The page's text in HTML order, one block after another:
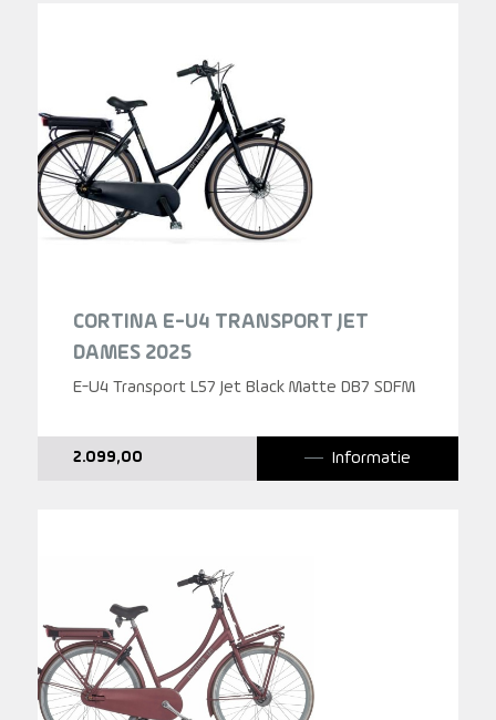
CORTINA E-U4 TRANSPORT JET
DAMES 2025
E-U4 Transport L57 Jet Black Matte DB7 SDFM
2.099,00 Informatie